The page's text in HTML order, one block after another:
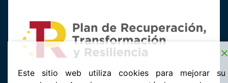
Este sitio web utiliza cookies para mejorar su